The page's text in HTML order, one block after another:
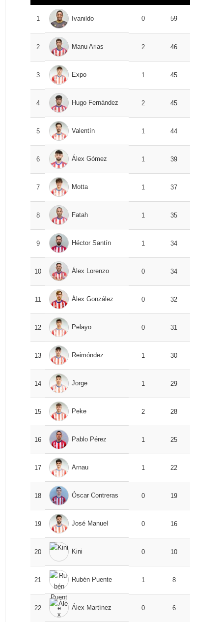
1 Ivanildo 0 59
2 Manu Arias 2 46
3 Expo 1 45
4 Hugo Fernández 2 45
5 Valentín 1 44
6 Álex Gómez 1 39
7 Motta 1 37
8 Fatah 1 35
9 Héctor Santín 1 34
10 Álex Lorenzo 0 34
11 Álex González 0 32
12 Pelayo 0 31
13 Reimóndez 1 30
14 Jorge 1 29
15 Peke 2 28
16 Pablo Pérez 1 25
17 Arnau 1 22
18 Óscar Contreras 0 19
19 José Manuel 0 16
20 Kini 0 10
21 Rubén Puente 1 8
22 Álex Martínez 0 6